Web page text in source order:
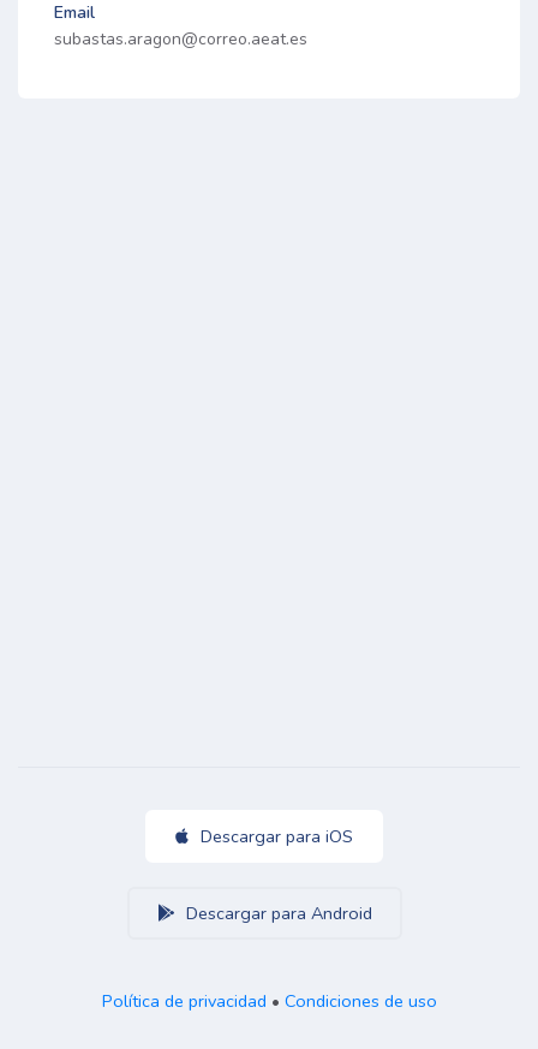
Email
subastas.aragon@correo.aeat.es
Descargar para iOS
Descargar para Android
Política de privacidad • Condiciones de uso